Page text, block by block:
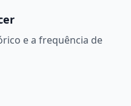
e a frequência de